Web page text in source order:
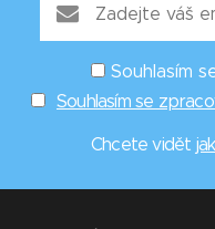
Souhlasím
Souhlasím se
Chcete vidět